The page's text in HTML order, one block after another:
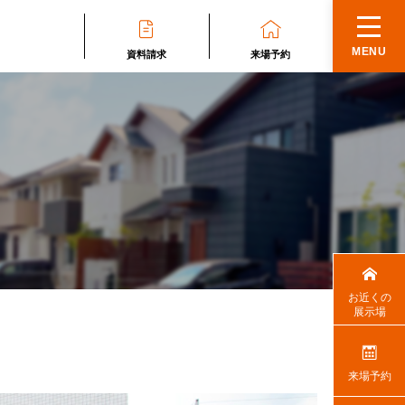
資料請求 来場予約 MENU
お近くの
展示場
来場予約